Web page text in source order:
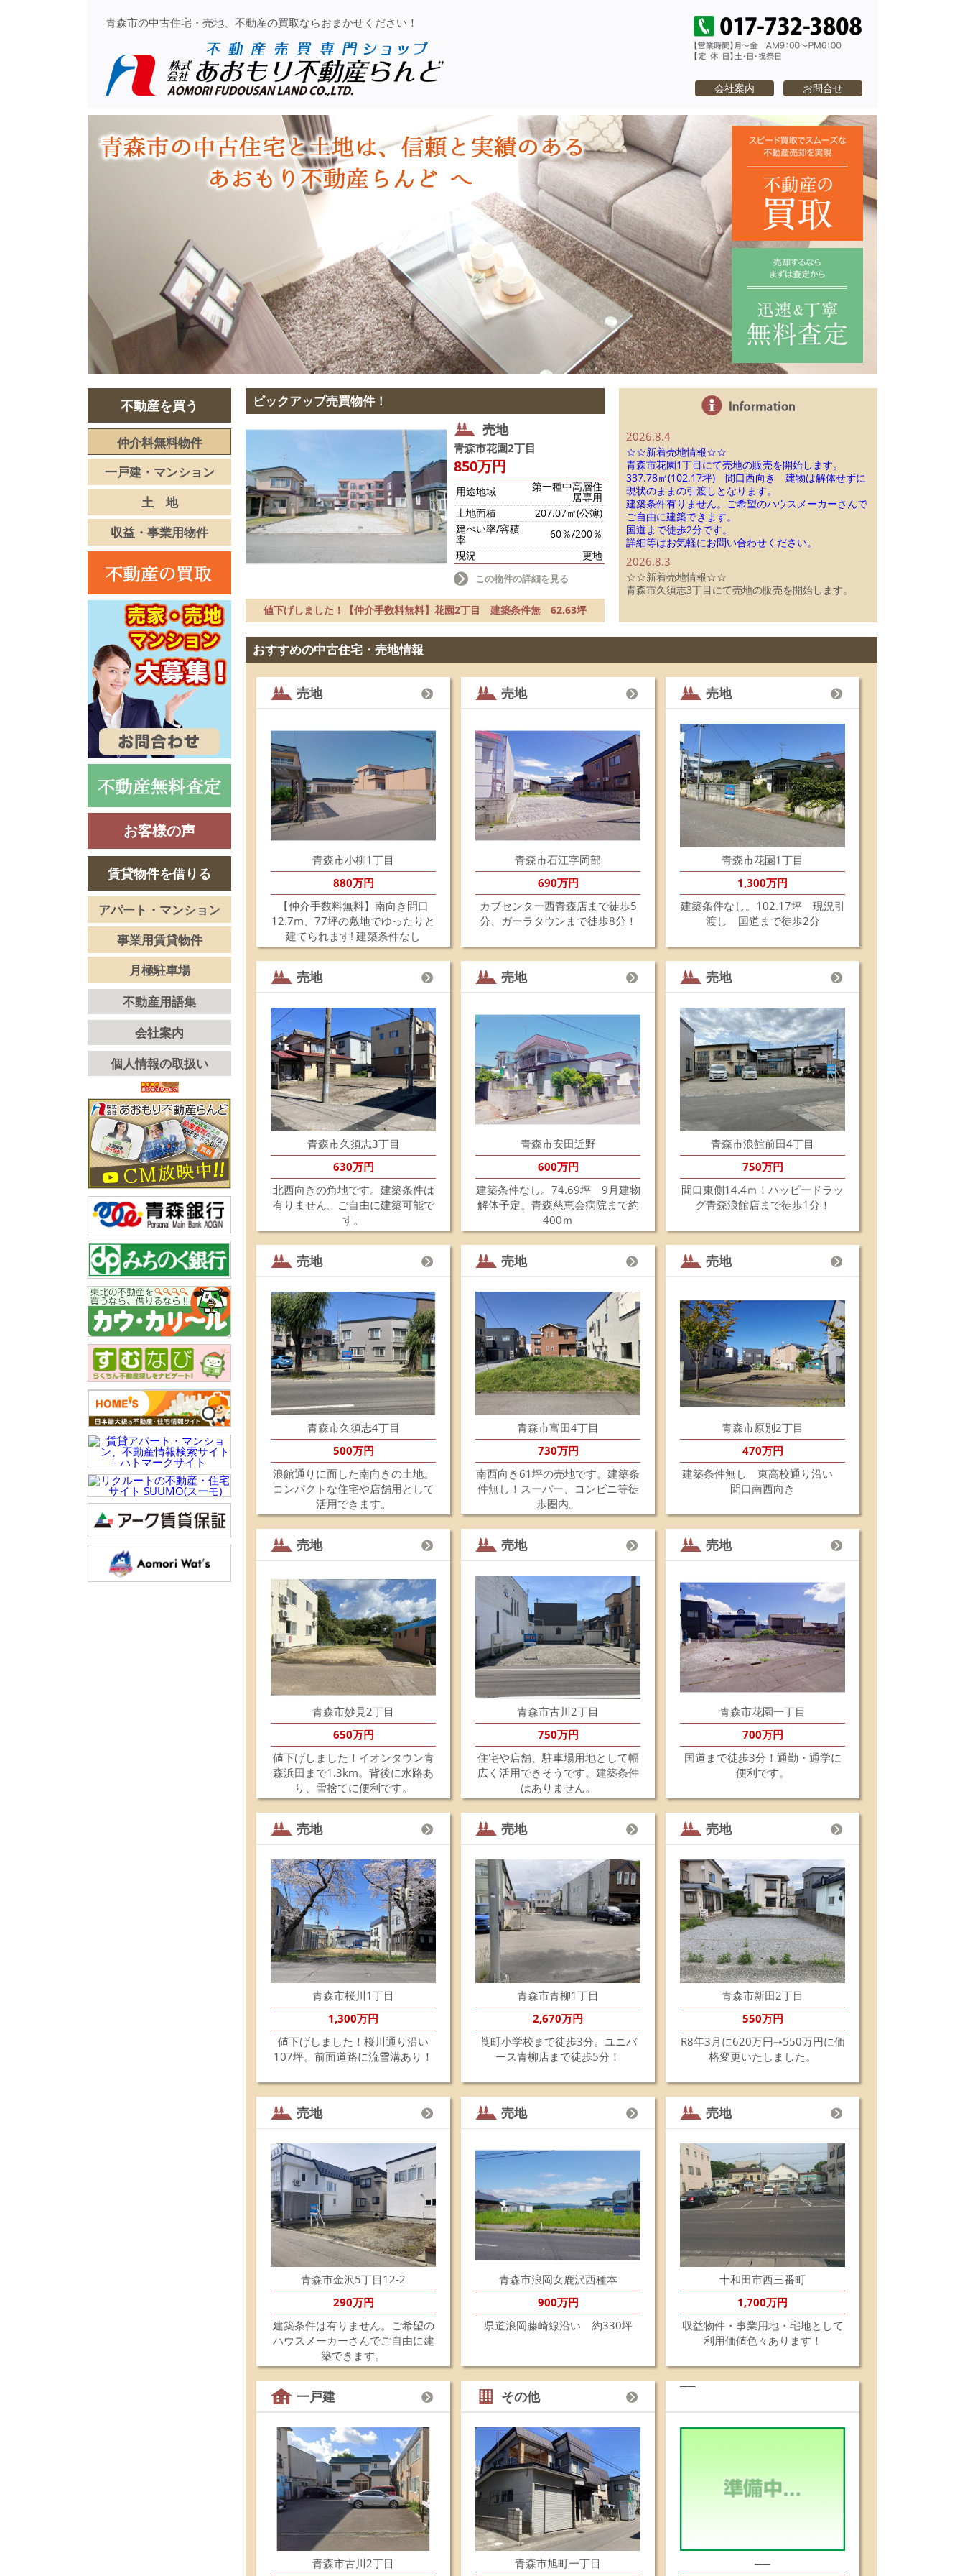
青森市の不動産買取・中古住宅なら｜あおもり不動
青森市の中古住宅・売地、不動産の買取ならおまかせください！
会社案内 お問合せ
不動産を買う
仲介料無料物件
一戸建・マンション
土 地
収益・事業用物件
お客様の声
賃貸物件を借りる
アパート・マンション
事業用賃貸物件
月極駐車場
不動産用語集
会社案内
個人情報の取扱い
ピックアップ売買物件！
売地
青森市花園2丁目
850万円
用途地域
第一種中高層住
居専用
土地面積
207.07㎡(公簿)
建ぺい率/容積
率
60％/200％
現況
更地
この物件の詳細を見る
値下げしました！【仲介手数料無料】花園2丁目 建築条件無 62.63坪
2026.8.4
☆☆新着売地情報☆☆
青森市花園1丁目にて売地の販売を開始します。
337.78㎡(102.17坪) 間口西向き 建物は解体せずに
現状のままの引渡しとなります。
建築条件有りません。ご希望のハウスメーカーさんで
ご自由に建築できます。
国道まで徒歩2分です。
詳細等はお気軽にお問い合わせください。
2026.8.3
☆☆新着売地情報☆☆
青森市久須志3丁目にて売地の販売を開始します。
ください。
2026.8.3
弊社の夏季休業のお知らせをいたします。
休業日 8月13日(木)~8月16日(日)
なお、8月17日(月)から平常どおり9：00より営業開始
となります。
ご不便をおかけいたしますが、何卒ご了承いただきま
すようお願い申し上げます。
2026.7.29
南佃1丁目売地は、おかげさまでこの度成約になりま
した。お世話になりました皆様ありがとうございまし
☆☆新着売地情報☆☆
青森市花園1丁目にて売地の販売を開始します。
建築条件有りません。ご希望のハウスメーカーさんで
国道まで徒歩3分程で通勤通学にも便利な場所です。
詳細等はお気軽にお問い合わせください。
2026.6.22
青森市大字安田字近野
間口東向きの74.69坪の土地です。
建築条件有りません。ご希望のハウスメーカーさんで
ご自由に建築できます。
青森慈恵会病院まで徒歩約5分の所にあります。
お気軽にお問い合わせください。
2026.6.8
筒井八ツ橋売家は、おかげさまでこの度成約になりま
した。お世話になりました皆様ありがとうございまし
2026.6.1
☆☆売地価格変更のお知らせ☆☆
花園２丁目売地 ８５０万円へ値下げしました！
旧価格９００万円
新価格８５０万円(改定日令和８年６月１日)
建築条件有りません。ご希望のハウスメーカーさんで
ご自由に建築できます。
お気軽にお問い合わせください。
詳細はこちらから
2026.5.29
富田4丁目売地は、おかげさまでこの度成約になりま
した。お世話になりました皆様ありがとうございまし
た。
2026.5.26
金沢5丁目売地は、おかげさまでこの度成約になりま
した。お世話になりました皆様ありがとうございまし
た。
2026.5.19
南佃1丁目売地は商談中になりました。
長島2丁目売家は、おかげさまでこの度成約になりま
した。お世話になりました皆様ありがとうございまし
た。
原別売家は、おかげさまでこの度成約になりました。
お世話になりました皆様ありがとうございました。
2026.5.8
☆☆新着売地情報☆☆
青森市富田4丁目にて売地の販売を開始します！
南西向きの61坪の土地です。
建築条件有りません。ご希望のハウスメーカーさんで
ご自由に建築できます。
スーパー、コンビニ、ドラッグストア等が徒歩圏内に
あり生活環境が充実したエリアです。
是非ご検討ください。
詳細はこちらから！
2026.4.28
《ゴールデンウィーク期間休業のお知らせ》
5月2日(土)～5月6日(水)
上記の期間を休業とさせていただきます。
5月7日(木)から平常どおり9：00より営業開始となり
ます。
ご不便をおかけいたしますが、何卒ご了承いただきま
☆☆新着売地情報☆☆
青森市古川2丁目にて売地の販売を開始します。
建築条件有りません。ご希望のハウスメーカーさんで
ご自由に建築できます。
住宅や店舗、駐車場としてなど幅広く活用できます。
青森駅やお買物施設が充実した新町エリアまで徒歩圏
内。
是非ご検討ください。
詳細はこちらから！
2026.4.2
☆☆新着売地情報☆☆
青森市久須志4丁目にて売地の販売を開始します！
建築条件有りません。ご希望のハウスメーカーさんで
ご自由に建築できます。
浪館通り沿いで、コンパクトな住宅や店舗など幅広く
是非ご検討ください。
詳細はこちらから！
☆☆売地価格変更のお知らせ☆☆
R8年3月19日より新田2丁目売地
620万円➝550万円に変更し販売いたします。
建築条件有りません。ご希望のハウスメーカーさんで
お気軽にお問い合わせください。
詳細はこちらから
2026.3.10
富田4丁目売地は商談中になりました。
2026.2.19
☆☆新着売地情報☆☆
建築条件有りません。ご希望のハウスメーカーさんで
ご自由に建築できます。
徒歩圏内に小中学校、スーパー、コンビニ、ドラッグ
ストアなど生活環境が整っております。
東青森駅も500ｍ程の距離で通勤通学にも便利です。
接面道路も広く開放感があります。
お気軽にお問い合わせください。
物件の詳細はこちらから！
2026.1.22
浪岡売家は、おかげさまでこの度成約になりました。
お世話になりました皆様ありがとうございました。
2026.1.5
新年明けましておめでとうございます。
本年もどうぞ宜しくお願いいたします。
2025.12.15
《年末年始休業のお知らせ 》
年末年始休業につきましてご案内申し上げます。
12月は26日(金)までの営業とさせていただきます。
おすすめの中古住宅・売地情報
売地
青森市小柳1丁目
880万円
【仲介手数料無料】南向き間口
12.7m、77坪の敷地でゆったりと
建てられます! 建築条件なし
売地
青森市石江字岡部
690万円
カブセンター西青森店まで徒歩5
分、ガーラタウンまで徒歩8分！
売地
青森市花園1丁目
1,300万円
建築条件なし。102.17坪 現況引
渡し 国道まで徒歩2分
売地
青森市久須志3丁目
630万円
北西向きの角地です。建築条件は
有りません。ご自由に建築可能で
す。
売地
青森市安田近野
600万円
建築条件なし。74.69坪 9月建物
解体予定。青森慈恵会病院まで約
400ｍ
売地
青森市浪館前田4丁目
750万円
間口東側14.4ｍ！ハッピードラッ
グ青森浪館店まで徒歩1分！
売地
青森市久須志4丁目
500万円
浪館通りに面した南向きの土地。
コンパクトな住宅や店舗用として
活用できます。
売地
青森市富田4丁目
730万円
南西向き61坪の売地です。建築条
件無し！スーパー、コンビニ等徒
歩圏内。
売地
青森市原別2丁目
470万円
建築条件無し 東高校通り沿い
間口南西向き
売地
青森市妙見2丁目
650万円
値下げしました！イオンタウン青
森浜田まで1.3km。背後に水路あ
り、雪捨てに便利です。
売地
青森市古川2丁目
750万円
住宅や店舗、駐車場用地として幅
広く活用できそうです。建築条件
はありません。
売地
青森市花園一丁目
700万円
国道まで徒歩3分！通勤・通学に
便利です。
売地
青森市桜川1丁目
1,300万円
値下げしました！桜川通り沿い
107坪。前面道路に流雪溝あり！
売地
青森市青柳1丁目
2,670万円
莨町小学校まで徒歩3分。ユニバ
ース青柳店まで徒歩5分！
売地
青森市新田2丁目
550万円
R8年3月に620万円➝550万円に価
格変更いたしました。
売地
青森市金沢5丁目12-2
290万円
建築条件は有りません。ご希望の
ハウスメーカーさんでご自由に建
築できます。
売地
青森市浪岡女鹿沢西種本
900万円
県道浪岡藤崎線沿い 約330坪
売地
十和田市西三番町
1,700万円
収益物件・事業用地・宅地として
利用価値色々あります！
一戸建
青森市古川2丁目
その他
青森市旭町一丁目
──
──